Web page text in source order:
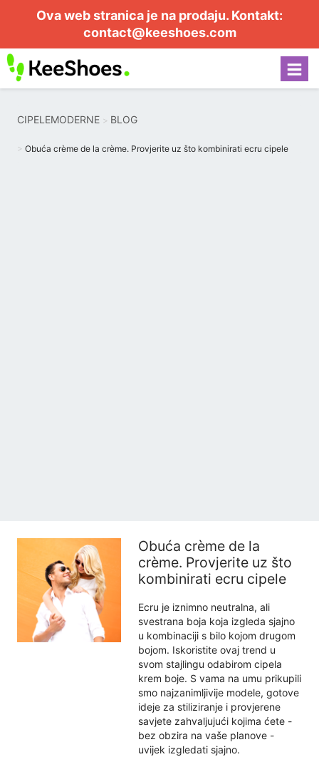
Ova web stranica je na prodaju. Kontakt:
contact@keeshoes.com
CIPELEMODERNE BLOG
Obuća crème de la crème. Provjerite uz što kombinirati ecru cipele
Obuća crème de la
crème. Provjerite uz što
kombinirati ecru cipele
Ecru je iznimno neutralna, ali
svestrana boja koja izgleda sjajno
u kombinaciji s bilo kojom drugom
bojom. Iskoristite ovaj trend u
svom stajlingu odabirom cipela
krem ​​boje. S vama na umu prikupili
smo najzanimljivije modele, gotove
ideje za stiliziranje i provjerene
savjete zahvaljujući kojima ćete -
bez obzira na vaše planove -
uvijek izgledati sjajno.